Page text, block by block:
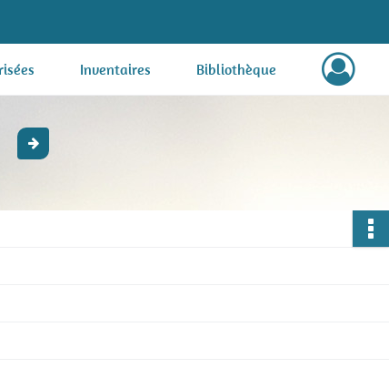
Inventaires Bibliothèque